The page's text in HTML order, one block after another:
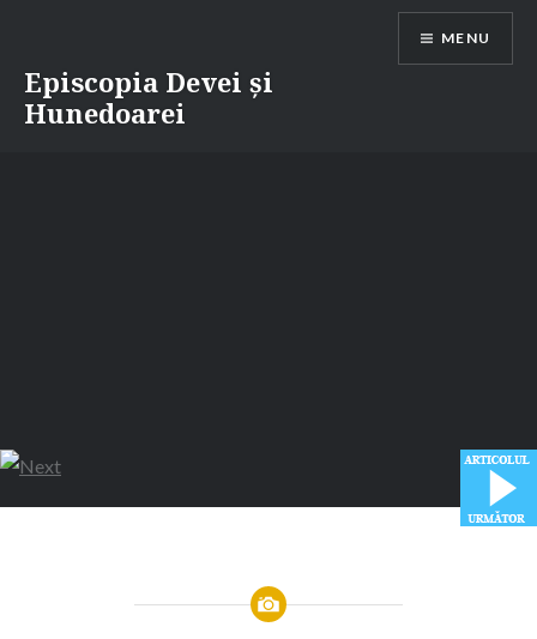
content
Episcopia Devei și
Hunedoarei
MENU